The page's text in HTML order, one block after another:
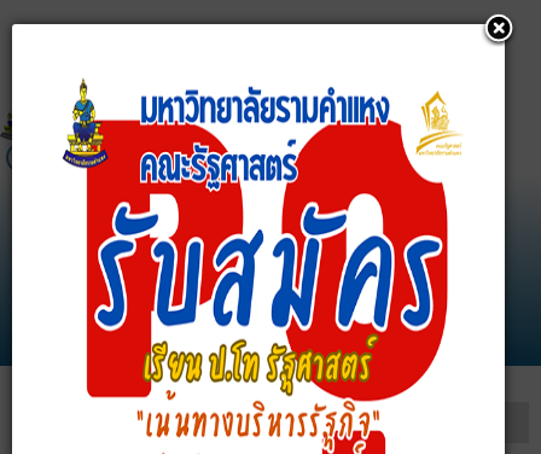
บัณฑิตศึกษา คณะรัฐศาสตร์ มหาวิทยาลัยรามคำแหง
political@ru.ac.th
0-2310-8483-89 ต่อ 130, 131
MENU